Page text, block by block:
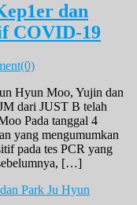
dan
COVID-19
Hyun Moo, Yujin dan
dari JUST B telah
Pada tanggal 4
yang mengumumkan
pada tes PCR yang
[…]